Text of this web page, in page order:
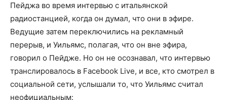
Пейджа во время интервью с итальянской
радиостанцией, когда он думал, что они в эфире.
Ведущие затем переключились на рекламный
перерыв, и Уильямс, полагая, что он вне эфира,
говорил о Пейдже. Но он не осознавал, что интервью
транслировалось в Facebook Live, и все, кто смотрел в
социальной сети, услышали то, что Уильямс считал
неофициальным: